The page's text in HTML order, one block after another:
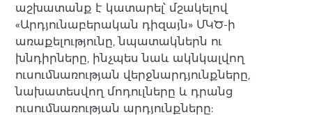
աշխատանք է կատարել՝ մշակելով
«Արդյունաբերական դիզայն» ՄԿԾ-ի
առաքելությունը, նպատակներն ու
խնդիրները, ինչպես նաև ակնկալվող
ուսումնառության վերջնարդյունքները,
նախատեսվող մոդուլները և դրանց
ուսումնառության արդյունքները: